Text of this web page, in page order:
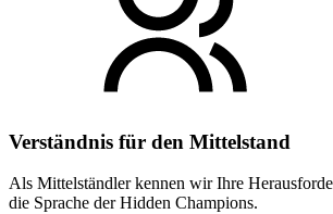
Verständnis für den Mittelstand
Als Mittelständler kennen wir Ihre
die Sprache der Hidden Champions.